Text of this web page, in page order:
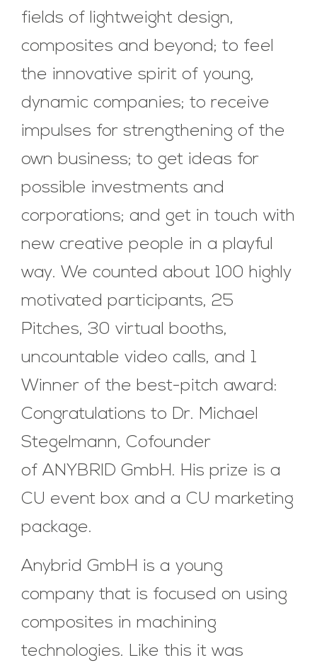
fields of lightweight design,
composites and beyond; to feel
the innovative spirit of young,
dynamic companies; to receive
impulses for strengthening of the
own business; to get ideas for
possible investments and
corporations; and get in touch with
new creative people in a playful
way. We counted about 100 highly
motivated participants, 25
Pitches, 30 virtual booths,
uncountable video calls, and 1
Winner of the best-pitch award:
Congratulations to Dr. Michael
Stegelmann, Cofounder
of ANYBRID GmbH. His prize is a
CU event box and a CU marketing
package.
Anybrid GmbH is a young
company that is focused on using
composites in machining
technologies. Like this it was